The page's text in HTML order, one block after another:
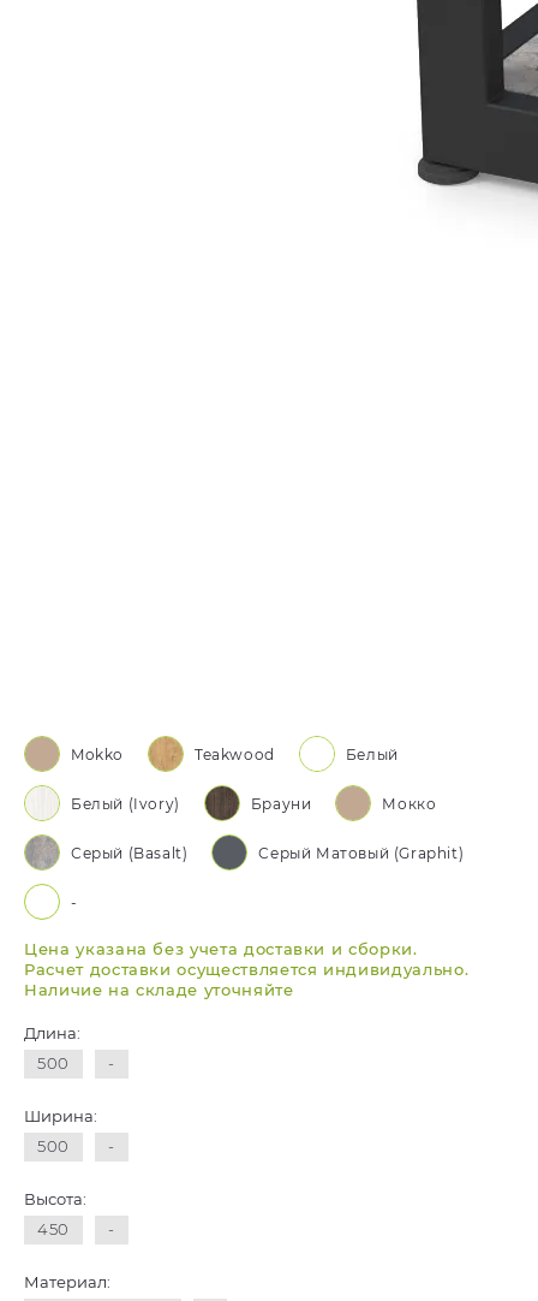
Mokko Teakwood Белый
Белый (Ivory) Брауни Мокко
Серый (Basalt) Серый Матовый (Graphit)
-
Цена указана без учета доставки и сборки.
Расчет доставки осуществляется индивидуально.
Наличие на складе уточняйте
Длина:
500
-
Ширина:
500
-
Высота:
450
-
Материал: